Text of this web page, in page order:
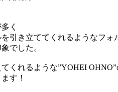
く
引き立ててくれるようなフォ
でした。
くれるような”YOHEI OHNO”
す！